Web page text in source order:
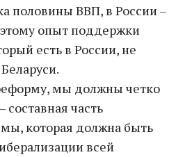
половины ВВП, в России –
опыт поддержки
есть в России, не
мы должны четко
составная часть
которая должна быть
всей